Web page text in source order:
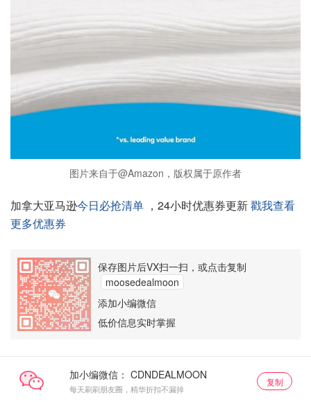
图片来自于@Amazon，版权属于原作者
加拿大亚马逊今日必抢清单 ，24小时优惠券更新戳我查看
更多优惠券
保存图片后VX扫一扫，或点击复制
moosedealmoon
添加小编微信
低价信息实时掌握
加小编微信：
每天刷刷朋友圈，精华折扣不漏掉
复制